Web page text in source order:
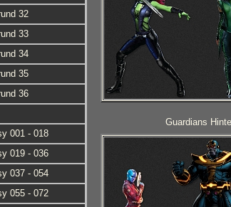
32
33
34
35
36
001 - 018
019 - 036
037 - 054
055 - 072
Guardians